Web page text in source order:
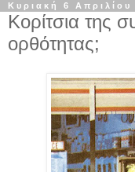
Κυριακή 6 Απριλίου
Κορίτσια της
ορθότητας;